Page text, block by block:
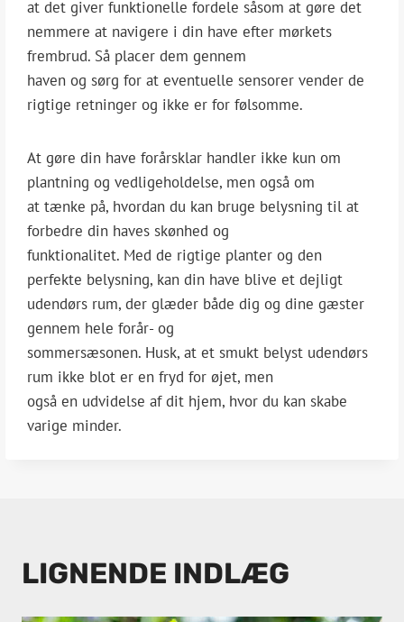
at det giver funktionelle fordele såsom at gøre det
nemmere at navigere i din have efter mørkets
frembrud. Så placer dem gennem
haven og sørg for at eventuelle sensorer vender de
rigtige retninger og ikke er for følsomme.
At gøre din have forårsklar handler ikke kun om
plantning og vedligeholdelse, men også om
at tænke på, hvordan du kan bruge belysning til at
forbedre din haves skønhed og
funktionalitet. Med de rigtige planter og den
perfekte belysning, kan din have blive et dejligt
udendørs rum, der glæder både dig og dine gæster
gennem hele forår- og
sommersæsonen. Husk, at et smukt belyst udendørs
rum ikke blot er en fryd for øjet, men
også en udvidelse af dit hjem, hvor du kan skabe
varige minder.
LIGNENDE INDLÆG